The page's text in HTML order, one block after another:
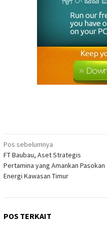
Navigasi
pos
Pos sebelumnya
FT Baubau, Aset Strategis
Pertamina yang Amankan Pasokan
Energi Kawasan Timur
POS TERKAIT